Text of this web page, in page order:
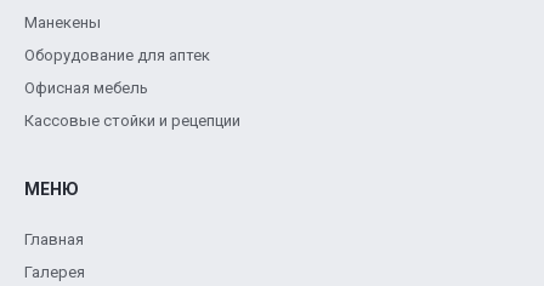
Манекены
Оборудование для аптек
Офисная мебель
Кассовые стойки и рецепции
МЕНЮ
Главная
Галерея